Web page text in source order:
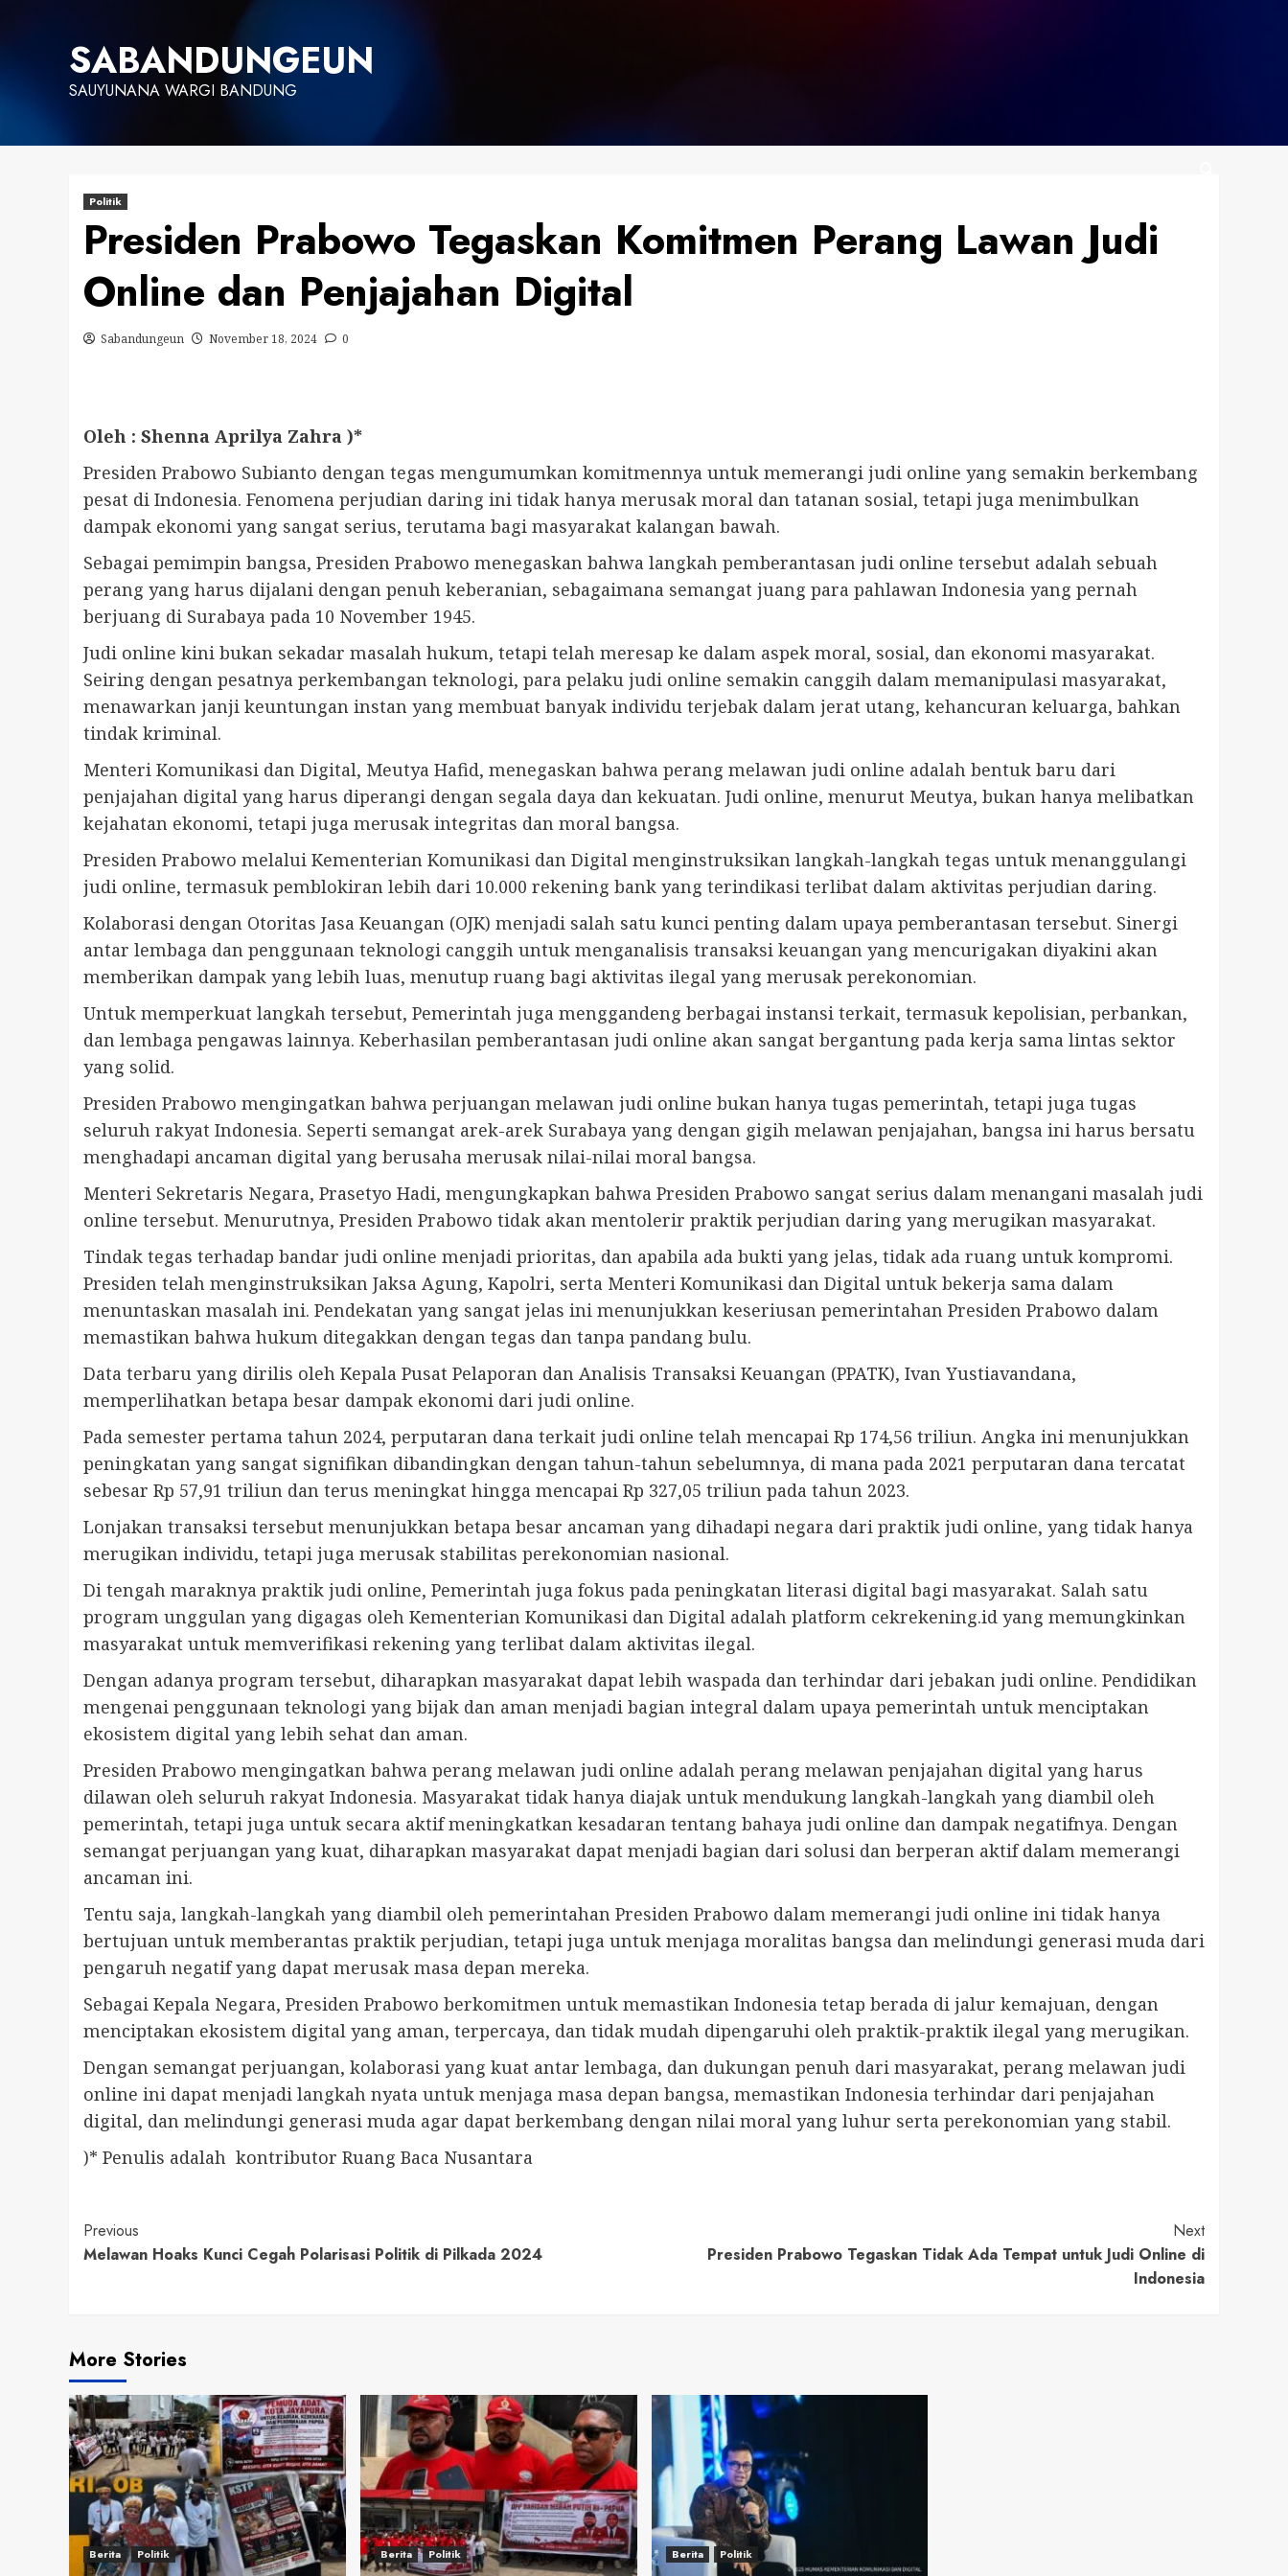
SABANDUNGEUN
SAUYUNANA WARGI BANDUNG
Politik
Presiden Prabowo Tegaskan Komitmen Perang Lawan Judi
Online dan Penjajahan Digital
Sabandungeun November 18, 2024 0
Oleh : Shenna Aprilya Zahra )*
Presiden Prabowo Subianto dengan tegas mengumumkan komitmennya untuk memerangi judi online yang semakin berkembang
pesat di Indonesia. Fenomena perjudian daring ini tidak hanya merusak moral dan tatanan sosial, tetapi juga menimbulkan
dampak ekonomi yang sangat serius, terutama bagi masyarakat kalangan bawah.
Sebagai pemimpin bangsa, Presiden Prabowo menegaskan bahwa langkah pemberantasan judi online tersebut adalah sebuah
perang yang harus dijalani dengan penuh keberanian, sebagaimana semangat juang para pahlawan Indonesia yang pernah
berjuang di Surabaya pada 10 November 1945.
Judi online kini bukan sekadar masalah hukum, tetapi telah meresap ke dalam aspek moral, sosial, dan ekonomi masyarakat.
Seiring dengan pesatnya perkembangan teknologi, para pelaku judi online semakin canggih dalam memanipulasi masyarakat,
menawarkan janji keuntungan instan yang membuat banyak individu terjebak dalam jerat utang, kehancuran keluarga, bahkan
tindak kriminal.
Menteri Komunikasi dan Digital, Meutya Hafid, menegaskan bahwa perang melawan judi online adalah bentuk baru dari
penjajahan digital yang harus diperangi dengan segala daya dan kekuatan. Judi online, menurut Meutya, bukan hanya melibatkan
kejahatan ekonomi, tetapi juga merusak integritas dan moral bangsa.
Presiden Prabowo melalui Kementerian Komunikasi dan Digital menginstruksikan langkah-langkah tegas untuk menanggulangi
judi online, termasuk pemblokiran lebih dari 10.000 rekening bank yang terindikasi terlibat dalam aktivitas perjudian daring.
Kolaborasi dengan Otoritas Jasa Keuangan (OJK) menjadi salah satu kunci penting dalam upaya pemberantasan tersebut. Sinergi
antar lembaga dan penggunaan teknologi canggih untuk menganalisis transaksi keuangan yang mencurigakan diyakini akan
memberikan dampak yang lebih luas, menutup ruang bagi aktivitas ilegal yang merusak perekonomian.
Untuk memperkuat langkah tersebut, Pemerintah juga menggandeng berbagai instansi terkait, termasuk kepolisian, perbankan,
dan lembaga pengawas lainnya. Keberhasilan pemberantasan judi online akan sangat bergantung pada kerja sama lintas sektor
yang solid.
Presiden Prabowo mengingatkan bahwa perjuangan melawan judi online bukan hanya tugas pemerintah, tetapi juga tugas
seluruh rakyat Indonesia. Seperti semangat arek-arek Surabaya yang dengan gigih melawan penjajahan, bangsa ini harus bersatu
menghadapi ancaman digital yang berusaha merusak nilai-nilai moral bangsa.
Menteri Sekretaris Negara, Prasetyo Hadi, mengungkapkan bahwa Presiden Prabowo sangat serius dalam menangani masalah judi
online tersebut. Menurutnya, Presiden Prabowo tidak akan mentolerir praktik perjudian daring yang merugikan masyarakat.
Tindak tegas terhadap bandar judi online menjadi prioritas, dan apabila ada bukti yang jelas, tidak ada ruang untuk kompromi.
Presiden telah menginstruksikan Jaksa Agung, Kapolri, serta Menteri Komunikasi dan Digital untuk bekerja sama dalam
menuntaskan masalah ini. Pendekatan yang sangat jelas ini menunjukkan keseriusan pemerintahan Presiden Prabowo dalam
memastikan bahwa hukum ditegakkan dengan tegas dan tanpa pandang bulu.
Data terbaru yang dirilis oleh Kepala Pusat Pelaporan dan Analisis Transaksi Keuangan (PPATK), Ivan Yustiavandana,
memperlihatkan betapa besar dampak ekonomi dari judi online.
Pada semester pertama tahun 2024, perputaran dana terkait judi online telah mencapai Rp 174,56 triliun. Angka ini menunjukkan
peningkatan yang sangat signifikan dibandingkan dengan tahun-tahun sebelumnya, di mana pada 2021 perputaran dana tercatat
sebesar Rp 57,91 triliun dan terus meningkat hingga mencapai Rp 327,05 triliun pada tahun 2023.
Lonjakan transaksi tersebut menunjukkan betapa besar ancaman yang dihadapi negara dari praktik judi online, yang tidak hanya
merugikan individu, tetapi juga merusak stabilitas perekonomian nasional.
Di tengah maraknya praktik judi online, Pemerintah juga fokus pada peningkatan literasi digital bagi masyarakat. Salah satu
program unggulan yang digagas oleh Kementerian Komunikasi dan Digital adalah platform cekrekening.id yang memungkinkan
masyarakat untuk memverifikasi rekening yang terlibat dalam aktivitas ilegal.
Dengan adanya program tersebut, diharapkan masyarakat dapat lebih waspada dan terhindar dari jebakan judi online. Pendidikan
mengenai penggunaan teknologi yang bijak dan aman menjadi bagian integral dalam upaya pemerintah untuk menciptakan
ekosistem digital yang lebih sehat dan aman.
Presiden Prabowo mengingatkan bahwa perang melawan judi online adalah perang melawan penjajahan digital yang harus
dilawan oleh seluruh rakyat Indonesia. Masyarakat tidak hanya diajak untuk mendukung langkah-langkah yang diambil oleh
pemerintah, tetapi juga untuk secara aktif meningkatkan kesadaran tentang bahaya judi online dan dampak negatifnya. Dengan
semangat perjuangan yang kuat, diharapkan masyarakat dapat menjadi bagian dari solusi dan berperan aktif dalam memerangi
ancaman ini.
Tentu saja, langkah-langkah yang diambil oleh pemerintahan Presiden Prabowo dalam memerangi judi online ini tidak hanya
bertujuan untuk memberantas praktik perjudian, tetapi juga untuk menjaga moralitas bangsa dan melindungi generasi muda dari
pengaruh negatif yang dapat merusak masa depan mereka.
Sebagai Kepala Negara, Presiden Prabowo berkomitmen untuk memastikan Indonesia tetap berada di jalur kemajuan, dengan
menciptakan ekosistem digital yang aman, terpercaya, dan tidak mudah dipengaruhi oleh praktik-praktik ilegal yang merugikan.
Dengan semangat perjuangan, kolaborasi yang kuat antar lembaga, dan dukungan penuh dari masyarakat, perang melawan judi
online ini dapat menjadi langkah nyata untuk menjaga masa depan bangsa, memastikan Indonesia terhindar dari penjajahan
digital, dan melindungi generasi muda agar dapat berkembang dengan nilai moral yang luhur serta perekonomian yang stabil.
)* Penulis adalah kontributor Ruang Baca Nusantara
Continue
Reading
Previous
Melawan Hoaks Kunci Cegah Polarisasi Politik di Pilkada 2024
Next
Presiden Prabowo Tegaskan Tidak Ada Tempat untuk Judi Online di
Indonesia
More Stories
Berita Politik Berita Politik Berita Politik